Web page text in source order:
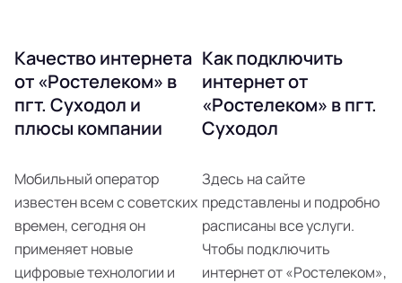
Качество интернета
от «Ростелеком» в
пгт. Суходол и
плюсы компании
Мобильный оператор
известен всем с советских
времен, сегодня он
применяет новые
цифровые технологии и
Как подключить
интернет от
«Ростелеком» в пгт.
Суходол
Здесь на сайте
представлены и подробно
расписаны все услуги.
Чтобы подключить
интернет от «Ростелеком»,